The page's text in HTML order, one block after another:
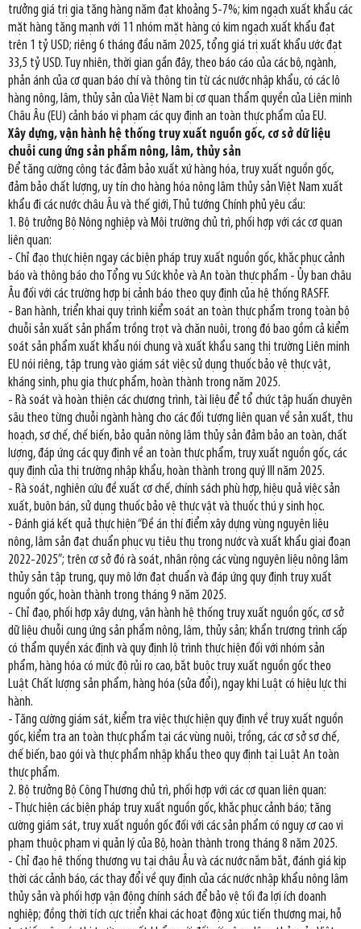
trưởng giá trị gia tăng hàng năm đạt khoảng 5-7%; kim ngạch xuất khẩu các
mặt hàng tăng mạnh với 11 nhóm mặt hàng có kim ngạch xuất khẩu đạt
trên 1 tỷ USD; riêng 6 tháng đầu năm 2025, tổng giá trị xuất khẩu ước đạt
33,5 tỷ USD. Tuy nhiên, thời gian gần đây, theo báo cáo của các bộ, ngành,
phản ánh của cơ quan báo chí và thông tin từ các nước nhập khẩu, có các lô
hàng nông, lâm, thủy sản của Việt Nam bị cơ quan thẩm quyền của Liên minh
Châu Âu (EU) cảnh báo vi phạm các quy định an toàn thực phẩm của EU.
Xây dựng, vận hành hệ thống truy xuất nguồn gốc, cơ sở dữ liệu
chuỗi cung ứng sản phẩm nông, lâm, thủy sản
Để tăng cường công tác đảm bảo xuất xứ hàng hóa, truy xuất nguồn gốc,
đảm bảo chất lượng, uy tín cho hàng hóa nông lâm thủy sản Việt Nam xuất
khẩu đi các nước châu Âu và thế giới, Thủ tướng Chính phủ yêu cầu:
1. Bộ trưởng Bộ Nông nghiệp và Môi trường chủ trì, phối hợp với các cơ quan
liên quan:
- Chỉ đạo thực hiện ngay các biện pháp truy xuất nguồn gốc, khắc phục cảnh
báo và thông báo cho Tổng vụ Sức khỏe và An toàn thực phẩm - Ủy ban châu
Âu đối với các trường hợp bị cảnh báo theo quy định của hệ thống RASFF.
- Ban hành, triển khai quy trình kiểm soát an toàn thực phẩm trong toàn bộ
chuỗi sản xuất sản phẩm trồng trọt và chăn nuôi, trong đó bao gồm cả kiểm
soát sản phẩm xuất khẩu nói chung và xuất khẩu sang thị trường Liên minh
EU nói riêng, tập trung vào giám sát việc sử dụng thuốc bảo vệ thực vật,
kháng sinh, phụ gia thực phẩm, hoàn thành trong năm 2025.
- Rà soát và hoàn thiện các chương trình, tài liệu để tổ chức tập huấn chuyên
sâu theo từng chuỗi ngành hàng cho các đối tượng liên quan về sản xuất, thu
hoạch, sơ chế, chế biến, bảo quản nông lâm thủy sản đảm bảo an toàn, chất
lượng, đáp ứng các quy định về an toàn thực phẩm, truy xuất nguồn gốc, các
quy định của thị trường nhập khẩu, hoàn thành trong quý III năm 2025.
- Rà soát, nghiên cứu đề xuất cơ chế, chính sách phù hợp, hiệu quả việc sản
xuất, buôn bán, sử dụng thuốc bảo vệ thực vật và thuốc thú y sinh học.
- Đánh giá kết quả thực hiện “Đề án thí điểm xây dựng vùng nguyên liệu
nông, lâm sản đạt chuẩn phục vụ tiêu thụ trong nước và xuất khẩu giai đoạn
2022-2025”; trên cơ sở đó rà soát, nhân rộng các vùng nguyên liệu nông lâm
thủy sản tập trung, quy mô lớn đạt chuẩn và đáp ứng quy định truy xuất
nguồn gốc, hoàn thành trong tháng 9 năm 2025.
- Chỉ đạo, phối hợp xây dựng, vận hành hệ thống truy xuất nguồn gốc, cơ sở
dữ liệu chuỗi cung ứng sản phẩm nông, lâm, thủy sản; khẩn trương trình cấp
có thẩm quyền xác định và quy định lộ trình thực hiện đối với nhóm sản
phẩm, hàng hóa có mức độ rủi ro cao, bắt buộc truy xuất nguồn gốc theo
Luật Chất lượng sản phẩm, hàng hóa (sửa đổi), ngay khi Luật có hiệu lực thi
hành.
- Tăng cường giám sát, kiểm tra việc thực hiện quy định về truy xuất nguồn
gốc, kiểm tra an toàn thực phẩm tại các vùng nuôi, trồng, các cơ sở sơ chế,
chế biến, bao gói và thực phẩm nhập khẩu theo quy định tại Luật An toàn
thực phẩm.
2. Bộ trưởng Bộ Công Thương chủ trì, phối hợp với các cơ quan liên quan:
- Thực hiện các biện pháp truy xuất nguồn gốc, khắc phục cảnh báo; tăng
cường giám sát, truy xuất nguồn gốc đối với các sản phẩm có nguy cơ cao vi
phạm thuộc phạm vi quản lý của Bộ, hoàn thành trong tháng 8 năm 2025.
- Chỉ đạo hệ thống thương vụ tại châu Âu và các nước nắm bắt, đánh giá kịp
thời các cảnh báo, các thay đổi về quy định của các nước nhập khẩu nông lâm
thủy sản và phối hợp vận động chính sách để bảo vệ tối đa lợi ích doanh
nghiệp; đồng thời tích cực triển khai các hoạt động xúc tiến thương mại, hỗ